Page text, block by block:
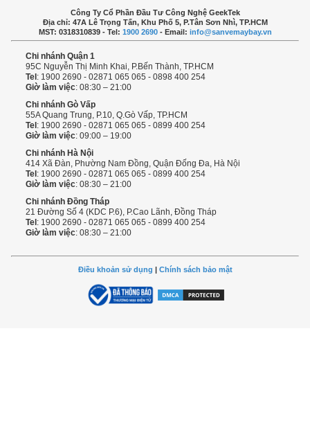
Công Ty Cổ Phần Đầu Tư Công Nghệ GeekTek
Địa chỉ: 47A Lê Trọng Tấn, Khu Phố 5, P.Tân Sơn Nhì, TP.HCM
MST: 0318310839 - Tel: 1900 2690- Email: info@sanvemaybay.vn
Chi nhánh Quận 1
95C Nguyễn Thị Minh Khai, P.Bến Thành, TP.HCM
Tel : 1900 2690 - 02871 065 065 - 0898 400 254
Giờ làm việc: 08:30 – 21:00
Chi nhánh Gò Vấp
55A Quang Trung, P.10, Q.Gò Vấp, TP.HCM
Tel : 1900 2690 - 02871 065 065 - 0899 400 254
Giờ làm việc: 09:00 – 19:00
Chi nhánh Hà Nội
414 Xã Đàn, Phường Nam Đồng, Quận Đống Đa, Hà Nội
Tel : 1900 2690 - 02871 065 065 - 0899 400 254
Giờ làm việc: 08:30 – 21:00
Chi nhánh Đồng Tháp
21 Đường Số 4 (KDC P.6), P.Cao Lãnh, Đồng Tháp
Tel : 1900 2690 - 02871 065 065 - 0899 400 254
Giờ làm việc: 08:30 – 21:00
Điều khoản sử dụng | Chính sách bảo mật